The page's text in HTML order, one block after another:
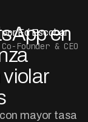
en
mayor tasa
por Ed Escobar
Co-Founder & CEO